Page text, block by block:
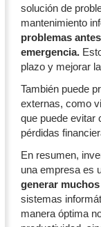
solución de
mantenimiento
problemas
emergencia.
plazo y mejorar
También puede
externas, como
que puede evitar
pérdidas
En resumen,
una empresa es
generar
sistemas
manera óptima